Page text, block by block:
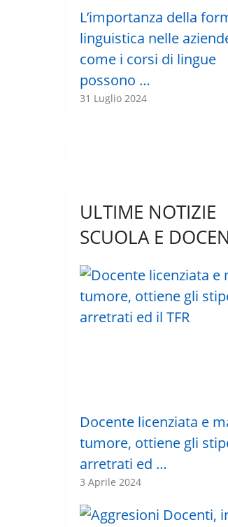
L’importanza della
linguistica nelle
come i corsi di lingue
possono …
31 Luglio 2024
ULTIME NOTIZIE
SCUOLA E
Docente licenziata e
tumore, ottiene gli
arretrati ed …
3 Aprile 2024